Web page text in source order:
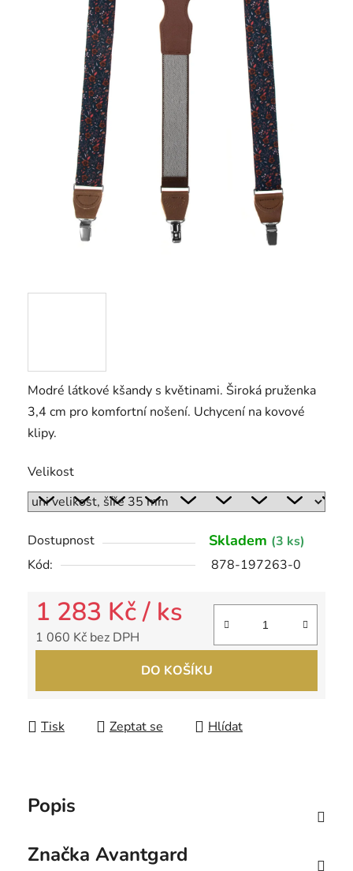
Modré látkové kšandy s květinami. Široká pruženka
3,4 cm pro komfortní nošení. Uchycení na kovové
klipy.
Velikost
Dostupnost Skladem (3 ks)
Kód:
878-197263-0
1 283 Kč/ ks
1 060 Kč bez DPH
DO KOŠÍKU
Tisk Zeptat se Hlídat
Popis
Značka Avantgard